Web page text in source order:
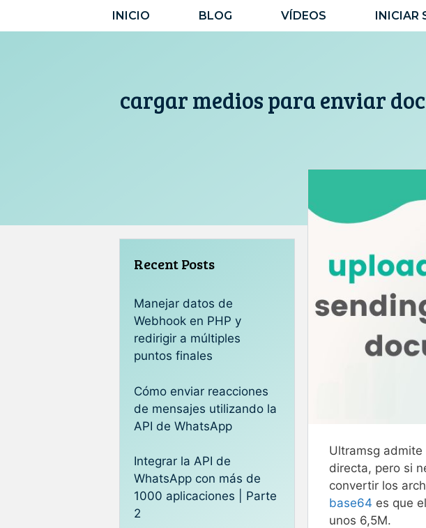
INICIO BLOG VÍDEOS INICIAR
cargar medios para enviar
Ultramsg
directa, pero si
convertir los
base64 es que
unos 6,5M.
Recent Posts
Manejar datos de
Webhook en PHP y
redirigir a múltiples
puntos finales
Cómo enviar reacciones
de mensajes utilizando la
API de WhatsApp
Integrar la API de
WhatsApp con más de
1000 aplicaciones | Parte
2